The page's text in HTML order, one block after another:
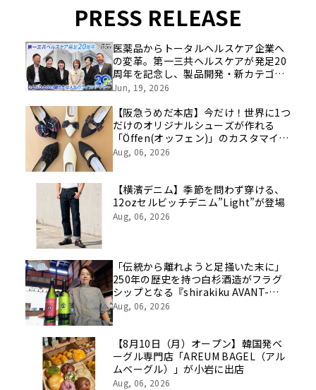
PRESS RELEASE
医薬品からトータルヘルスケア企業へ
の変革。第一三共ヘルスケアが発足20
周年を記念し、製品開発・新カテゴリ
挑戦の舞台や旧社統合時のエピソード
像を公開！
Jun, 19, 2026
【阪急うめだ本店】今だけ！世界に1つ
だけのオリジナルシューズが作れる
「Öffen(オッフェン)」のカスタマイズ
イベントを開催
Aug, 06, 2026
【横濱デニム】季節を問わず穿ける、
12ozセルビッチデニム”Light”が登場
Aug, 06, 2026
「伝統から離れようと足掻いた末に」
250年の歴史を持つ白杉酒造がフラグ
シップとなる『shirakiku AVANT-
GARDE（アヴァンギャルド）』２銘柄
Aug, 06, 2026
【8月10日（月）オープン】韓国発ベ
ーグル専門店「AREUM BAGEL（アル
ムベーグル）」が小岩に出店
Aug, 06, 2026